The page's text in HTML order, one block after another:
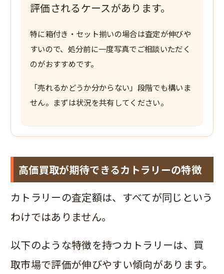
評価されるケースがあります。
特に箱付き・セット揃いの場合は査定が伸びや
すいので、処分前に一度写真でご相談いただく
のがおすすめです。
「売れるかどうか分からない」段階でも構いま
せん。まずは状況を共有してください。
高価買取が期待できるカトラリーの特徴
カトラリーの査定額は、すべてが同じという
わけではありません。
以下のような特徴を持つカトラリーは、買
取市場で評価が伸びやすい傾向があります。